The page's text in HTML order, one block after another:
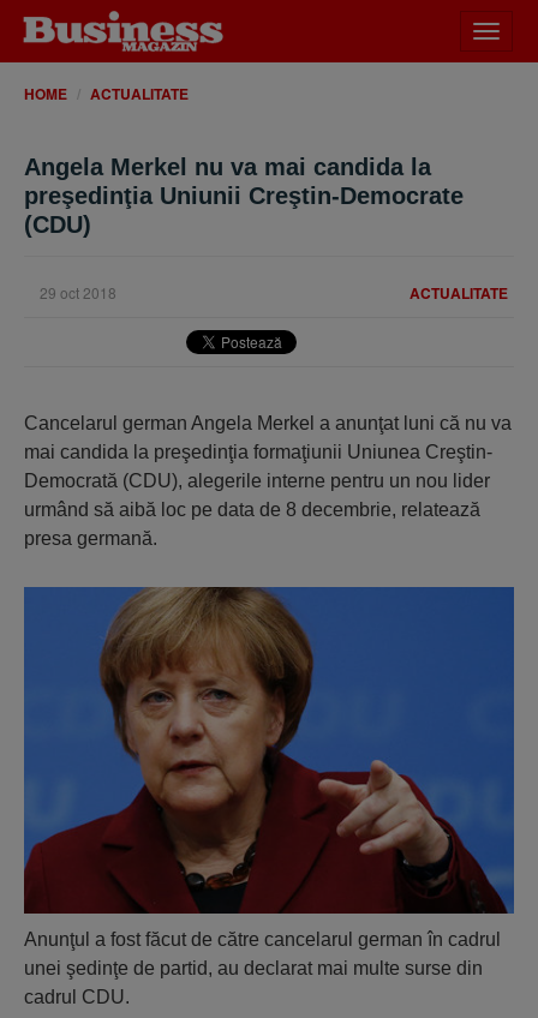
meniu
HOME ACTUALITATE
Angela Merkel nu va mai candida la
preşedinţia Uniunii Creştin-Democrate
(CDU)
ACTUALITATE
29 oct 2018
Cancelarul german Angela Merkel a anunţat luni că nu va
mai candida la preşedinţia formaţiunii Uniunea Creştin-
Democrată (CDU), alegerile interne pentru un nou lider
urmând să aibă loc pe data de 8 decembrie, relatează
presa germană.
Anunţul a fost făcut de către cancelarul german în cadrul
unei şedinţe de partid, au declarat mai multe surse din
cadrul CDU.